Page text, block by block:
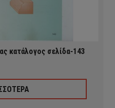
κατάλογος σελίδα-143